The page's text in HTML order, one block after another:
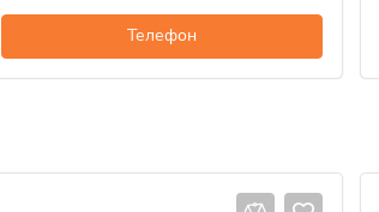
Телефон